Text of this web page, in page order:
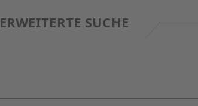
ERWEITERTE SUCHE